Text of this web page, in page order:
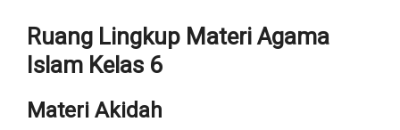
Ruang Lingkup Materi Agama
Islam Kelas 6
Materi Akidah